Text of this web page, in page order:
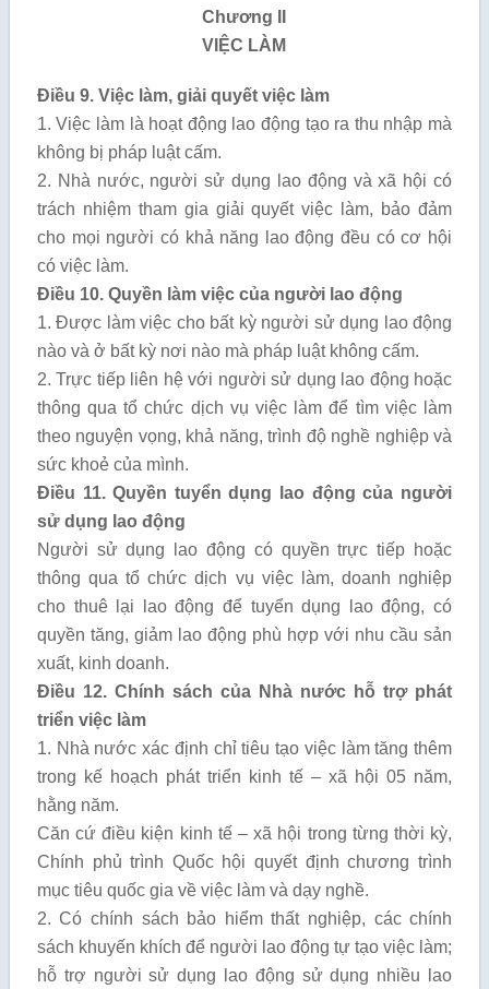
Chương II
VIỆC LÀM
Điều 9. Việc làm, giải quyết việc làm
1. Việc làm là hoạt động lao động tạo ra thu nhập mà
không bị pháp luật cấm.
2. Nhà nước, người sử dụng lao động và xã hội có
trách nhiệm tham gia giải quyết việc làm, bảo đảm
cho mọi người có khả năng lao động đều có cơ hội
có việc làm.
Điều 10. Quyền làm việc của người lao động
1. Được làm việc cho bất kỳ người sử dụng lao động
nào và ở bất kỳ nơi nào mà pháp luật không cấm.
2. Trực tiếp liên hệ với người sử dụng lao động hoặc
thông qua tổ chức dịch vụ việc làm để tìm việc làm
theo nguyện vọng, khả năng, trình độ nghề nghiệp và
sức khoẻ của mình.
Điều 11. Quyền tuyển dụng lao động của người
sử dụng lao động
Người sử dụng lao động có quyền trực tiếp hoặc
thông qua tổ chức dịch vụ việc làm, doanh nghiệp
cho thuê lại lao động để tuyển dụng lao động, có
quyền tăng, giảm lao động phù hợp với nhu cầu sản
xuất, kinh doanh.
Điều 12. Chính sách của Nhà nước hỗ trợ phát
triển việc làm
1. Nhà nước xác định chỉ tiêu tạo việc làm tăng thêm
trong kế hoạch phát triển kinh tế – xã hội 05 năm,
hằng năm.
Căn cứ điều kiện kinh tế – xã hội trong từng thời kỳ,
Chính phủ trình Quốc hội quyết định chương trình
mục tiêu quốc gia về việc làm và dạy nghề.
2. Có chính sách bảo hiểm thất nghiệp, các chính
sách khuyến khích để người lao động tự tạo việc làm;
hỗ trợ người sử dụng lao động sử dụng nhiều lao